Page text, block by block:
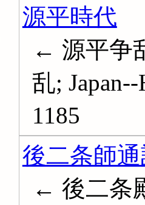
源平時代
← 源平争
乱;
1185
後二条師
← 後二条